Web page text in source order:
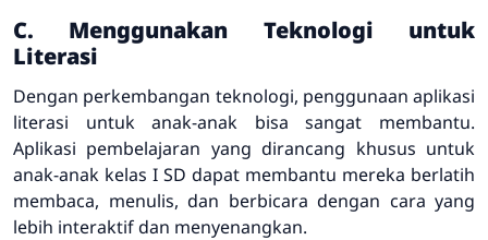
C. Menggunakan Teknologi untuk
Literasi
Dengan perkembangan teknologi, penggunaan aplikasi
literasi untuk anak-anak bisa sangat membantu.
Aplikasi pembelajaran yang dirancang khusus untuk
anak-anak kelas I SD dapat membantu mereka berlatih
membaca, menulis, dan berbicara dengan cara yang
lebih interaktif dan menyenangkan.